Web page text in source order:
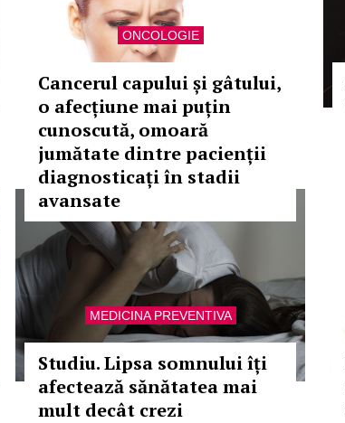
ONCOLOGIE
Cancerul capului și gâtului,
o afecțiune mai puțin
cunoscută, omoară
jumătate dintre pacienții
diagnosticați în stadii
avansate
MEDICINA PREVENTIVA
Studiu. Lipsa somnului îți
afectează sănătatea mai
mult decât crezi